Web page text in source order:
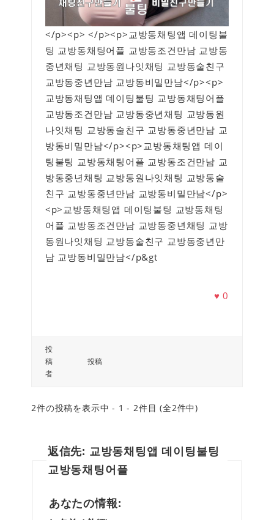
</p><p> </p><p>교방동채팅앱 데이팅불
팅 교방동채팅어플 교방동조건만남 교방동
중년채팅 교방동원나잇채팅 교방동술친구
교방동중년만남 교방동비밀만남</p><p>
교방동채팅앱 데이팅불팅 교방동채팅어플
교방동조건만남 교방동중년채팅 교방동원
나잇채팅 교방동술친구 교방동중년만남 교
방동비밀만남</p><p>교방동채팅앱 데이
팅불팅 교방동채팅어플 교방동조건만남 교
방동중년채팅 교방동원나잇채팅 교방동술
친구 교방동중년만남 교방동비밀만남</p>
<p>교방동채팅앱 데이팅불팅 교방동채팅
어플 교방동조건만남 교방동중년채팅 교방
동원나잇채팅 교방동술친구 교방동중년만
남 교방동비밀만남</p&gt
♥0
投
稿
者
投稿
2件の投稿を表示中 - 1 - 2件目 (全2件中)
返信先: 교방동채팅앱 데이팅불팅
교방동채팅어플
あなたの情報: